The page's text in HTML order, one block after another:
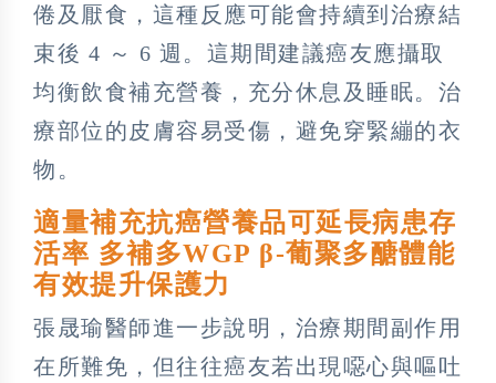
倦及厭食，這種反應可能會持續到治療結
束後 4 ～ 6 週。這期間建議癌友應攝取
均衡飲食補充營養，充分休息及睡眠。治
療部位的皮膚容易受傷，避免穿緊繃的衣
物。
適量補充抗癌營養品可延長病患存
活率 多補多WGP β-葡聚多醣體能
有效提升保護力
張晟瑜醫師進一步說明，治療期間副作用
在所難免，但往往癌友若出現噁心與嘔吐